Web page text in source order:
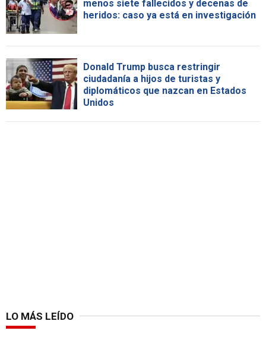
menos siete fallecidos y decenas de
heridos: caso ya está en investigación
Donald Trump busca restringir
ciudadanía a hijos de turistas y
diplomáticos que nazcan en Estados
Unidos
LO MÁS LEÍDO